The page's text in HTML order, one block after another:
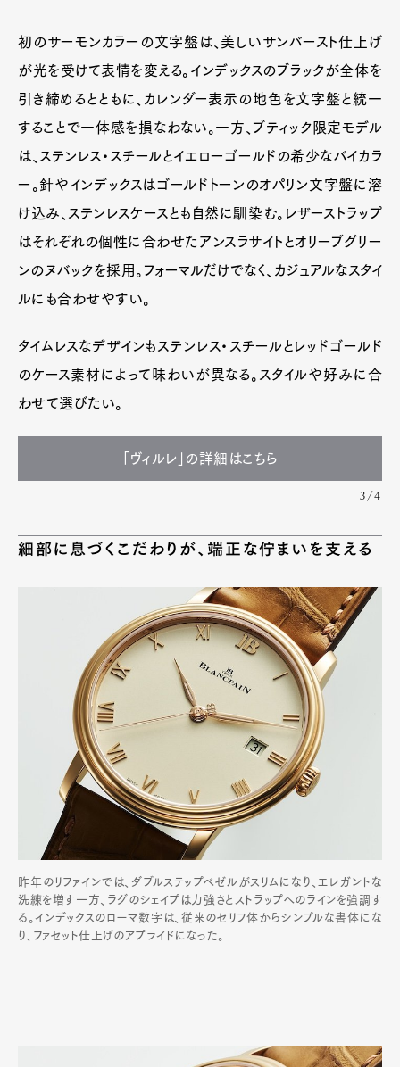
初のサーモンカラーの文字盤は、美しいサンバースト仕上げ
が光を受けて表情を変える。インデックスのブラックが全体を
引き締めるとともに、カレンダー表示の地色を文字盤と統一
することで一体感を損なわない。一方、ブティック限定モデル
は、ステンレス・スチールとイエローゴールドの希少なバイカラ
ー。針やインデックスはゴールドトーンのオパリン文字盤に溶
け込み、ステンレスケースとも自然に馴染む。レザーストラップ
はそれぞれの個性に合わせたアンスラサイトとオリーブグリー
ンのヌバックを採用。フォーマルだけでなく、カジュアルなスタイ
ルにも合わせやすい。
タイムレスなデザインもステンレス・スチールとレッドゴールド
のケース素材によって味わいが異なる。スタイルや好みに合
わせて選びたい。
「ヴィルレ」の詳細はこちら
3/4
細部に息づくこだわりが、端正な佇まいを支える
昨年のリファインでは、ダブルステップベゼルがスリムになり、エレガントな
洗練を増す一方、ラグのシェイプは力強さとストラップへのラインを強調す
る。インデックスのローマ数字は、従来のセリフ体からシンプルな書体にな
り、ファセット仕上げのアプライドになった。